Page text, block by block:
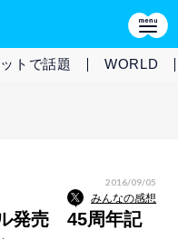
トで話題 WORLD
2016/09/05
みんなの感想
発売 45周年記